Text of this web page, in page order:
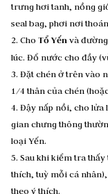
trưng hơi tanh, nồng
seal bag, phơi nơi
2. Cho Tổ Yến và
lúc. Đổ nước cho đầy
3. Đặt chén ở trên vào
1/4 thân của chén
4. Đậy nấp nồi, cho lửa
gian chưng thông
loại Yến.
5. Sau khi kiểm tra
thích, tuỳ mỗi cá
theo ý thích.